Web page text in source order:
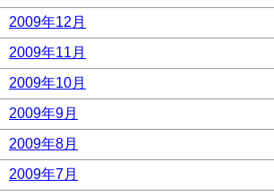
2009年12月
2009年11月
2009年10月
2009年9月
2009年8月
2009年7月